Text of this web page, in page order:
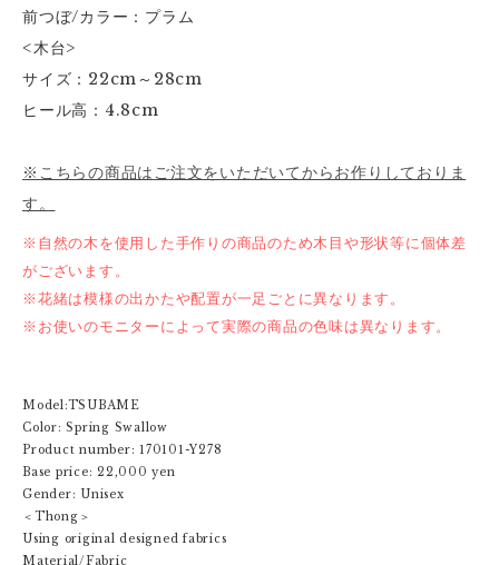
前つぼ/カラー：プラム
<木台>
サイズ：22cm～28cm
ヒール高：4.8cm
※こちらの商品はご注文をいただいてからお作りしておりま
す。
※自然の木を使用した手作りの商品のため木目や形状等に個体差
がございます。
※花緒は模様の出かたや配置が一足ごとに異なります。
※お使いのモニターによって実際の商品の色味は異なります。
Model:TSUBAME
Color: Spring Swallow
Product number: 170101-Y278
Base price: 22,000 yen
Gender: Unisex
＜Thong＞
Using original designed fabrics
Material/Fabric